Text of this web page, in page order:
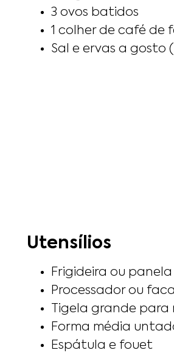
3 ovos batidos
1 colher de café de
Sal e ervas a gosto
Utensílios
Frigideira ou
Processador ou
Tigela grande para
Forma média
Espátula e fouet